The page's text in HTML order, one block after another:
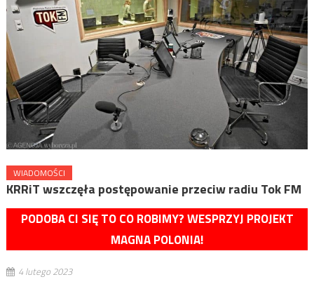
WIADOMOŚCI
KRRiT wszczęła postępowanie przeciw radiu Tok FM
PODOBA CI SIĘ TO CO ROBIMY? WESPRZYJ PROJEKT
MAGNA POLONIA!
4 lutego 2023